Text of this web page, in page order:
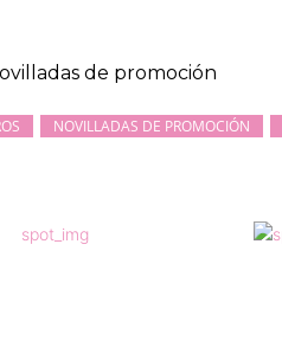
NOVILLADAS DE PROMOCIÓN